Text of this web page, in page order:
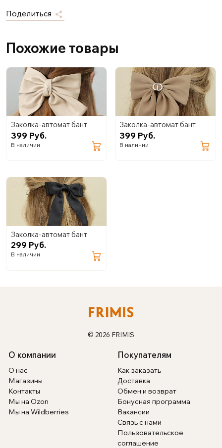
Поделиться
Похожие товары
Заколка-автомат бант
399 Руб.
В наличии
Заколка-автомат бант
399 Руб.
В наличии
Заколка-автомат бант
299 Руб.
В наличии
© 2026 FRIMIS
О компании
О нас
Магазины
Контакты
Мы на Ozon
Мы на Wildberries
Покупателям
Как заказать
Доставка
Обмен и возврат
Бонусная программа
Вакансии
Связь с нами
Пользовательское
соглашение